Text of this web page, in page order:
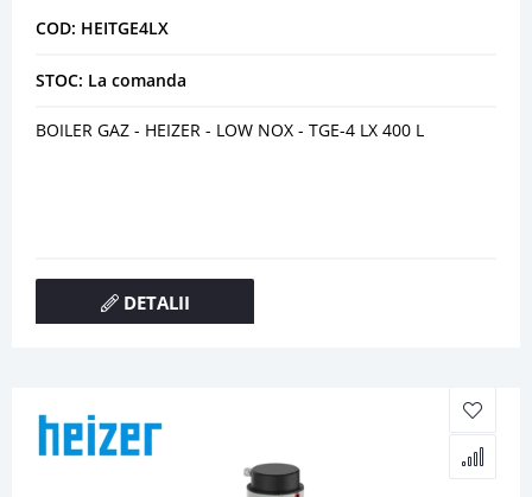
COD: HEITGE4LX
STOC: La comanda
BOILER GAZ - HEIZER - LOW NOX - TGE-4 LX 400 L
DETALII